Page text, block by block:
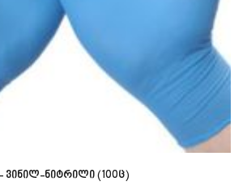
ვინილ-ნიტრილი (100ც)